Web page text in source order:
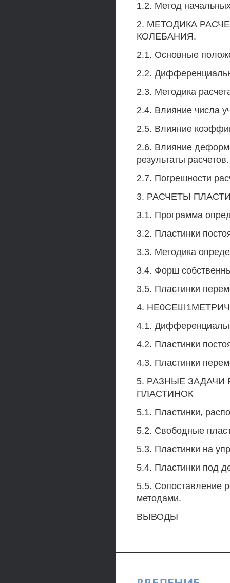
1.2. Метод
2. МЕТОДИКА
КОЛЕБАНИЯ.
2.1. Основные
2.2.
2.3. Методика
2.4. Влияние числа
2.5. Влияние
2.6. Влияние
результаты расчетов.
2.7. Погрешности
3. РАСЧЕТЫ
3.1. Программа
3.2. Пластинки
3.3. Методика
3.4. Форш
3.5. Пластинки
4.
4.1.
4.2. Пластинки
4.3. Пластинки
5. РАЗНЫЕ
ПЛАСТИНОК
5.1. Пластинки,
5.2. Свободные
5.3. Пластинки на
5.4. Пластинки под
5.5. Сопоставление
методами.
ВЫВОДЫ